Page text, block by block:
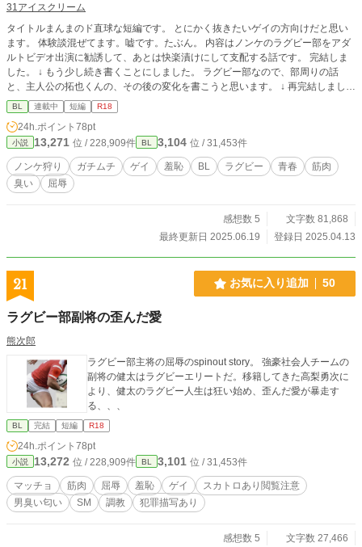
31アイスクリーム
タイトルまんまのド直球な短編です。 とにかく抜きたいゲイの方向けだと思い
ます。 体験談混ぜてます。嘘です。たぶん。 内容はノンケのラグビー部をアダ
ルトビデオ出演に勧誘して、あとは快楽漬けにして支配する話です。 完結しま
した。 ↓ もう少し続き書くことにしました。 ラグビー部なので、部周りの話
と、主人公の拓也くんの、その後の変化を書こうと思います。 ↓ 再完結しまし
た。 ※感想やXでのシェア大歓迎です！
BL 連載中 短編 R18
24h.ポイント 78pt
小説 13,271 位 / 228,909件 BL 3,104 位 / 31,453件
ノンケ狩り ガチムチ ゲイ 羞恥 BL ラグビー 青春
筋肉
臭い
屈辱
感想数 5
文字数 81,868
最終更新日 2025.06.19
登録日 2025.04.13
21 お気に入り追加 50
ラグビー部副将の歪んだ愛
熊次郎
ラグビー部主将の屈辱のspinout story。 強豪社会人チームの
副将の健太はラグビーエリートだ。移籍してきた高梨勇次に
より、健太のラグビー人生は狂い始め、歪んだ愛が暴走す
る、、、
BL 完結 短編 R18
24h.ポイント 78pt
小説 13,272 位 / 228,909件 BL 3,101 位 / 31,453件
マッチョ 筋肉 屈辱 羞恥 ゲイ
スカトロあり閲覧注意
男臭い匂い
SM 調教 犯罪描写あり
感想数 5
文字数 27,466